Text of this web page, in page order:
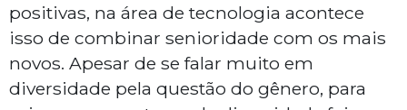
positivas, na área de tecnologia acontece
isso de combinar senioridade com os mais
novos. Apesar de se falar muito em
diversidade pela questão do gênero, para